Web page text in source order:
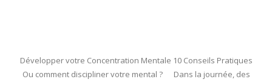
Développer votre Concentration Mentale 10 Conseils Pratiques
Ou comment discipliner votre mental ? Dans la journée, des